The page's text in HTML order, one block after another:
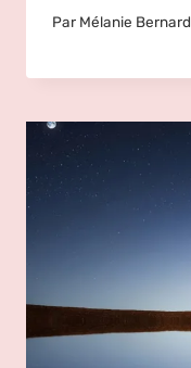
Par Mélanie Bernard